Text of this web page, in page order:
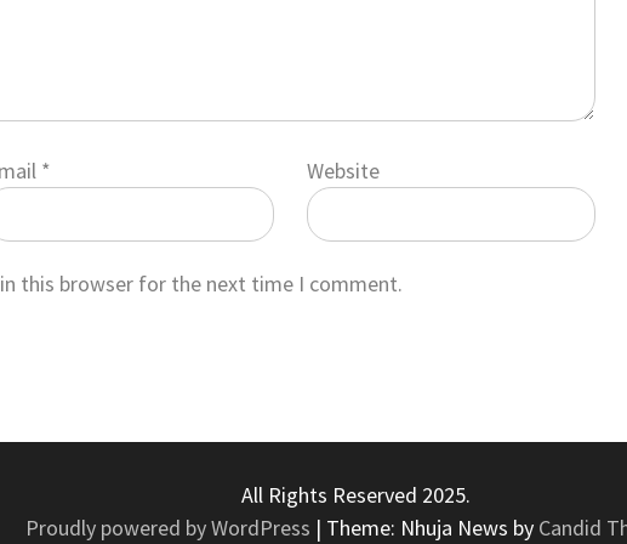
* Website
this browser for the next time I comment.
All Rights Reserved 2025.
Proudly powered by WordPress | Theme: Nhuja News by Candid